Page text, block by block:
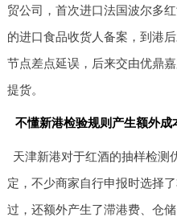
贸公司，首次进口法国波尔多
的进口食品收货人备案，到港
节点差点延误，后来交由优鼎
提货。
不懂新港检验规则产生额外成
天津新港对于红酒的抽样检测
定，不少商家自行申报时选择
过，还额外产生了滞港费、仓